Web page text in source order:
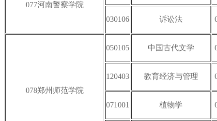
077河南警察学院
030106 诉讼法
078郑州师范学院
050105 中国古代文学
120403 教育经济与管理
071001 植物学